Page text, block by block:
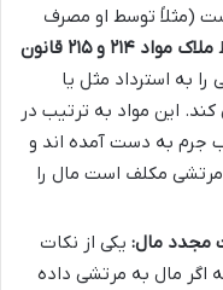
(مثلاً توسط او مصرف
ملاک مواد ۲۱۴ و ۲۱۵ قانون
را به استرداد مثل یا
این مواد به ترتیب در
جرم به دست آمده اند و
مرتشی مکلف است مال را
مجدد مال: یکی از نکات
اگر مال به مرتشی داده